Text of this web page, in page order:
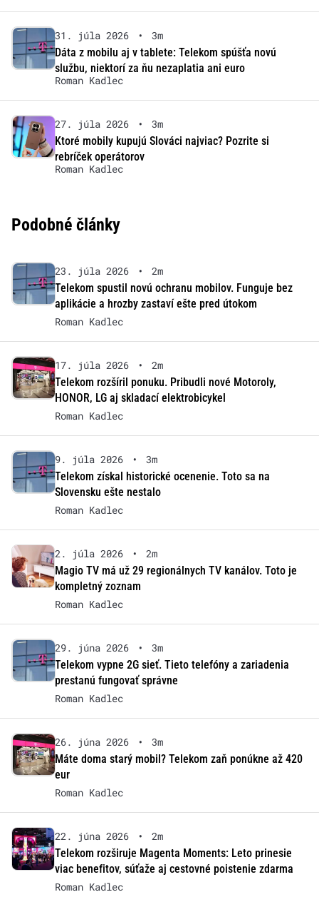
31. júla 2026 •
3m
Dáta z mobilu aj v tablete: Telekom spúšťa novú
službu, niektorí za ňu nezaplatia ani euro
Roman Kadlec
27. júla 2026 •
3m
Ktoré mobily kupujú Slováci najviac? Pozrite si
rebríček operátorov
Roman Kadlec
Podobné články
23. júla 2026 •
2m
Telekom spustil novú ochranu mobilov. Funguje bez
aplikácie a hrozby zastaví ešte pred útokom
Roman Kadlec
17. júla 2026 •
2m
Telekom rozšíril ponuku. Pribudli nové Motoroly,
HONOR, LG aj skladací elektrobicykel
Roman Kadlec
9. júla 2026 •
3m
Telekom získal historické ocenenie. Toto sa na
Slovensku ešte nestalo
Roman Kadlec
2. júla 2026 •
2m
Magio TV má už 29 regionálnych TV kanálov. Toto je
kompletný zoznam
Roman Kadlec
29. júna 2026 •
3m
Telekom vypne 2G sieť. Tieto telefóny a zariadenia
prestanú fungovať správne
Roman Kadlec
26. júna 2026 •
3m
Máte doma starý mobil? Telekom zaň ponúkne až 420
eur
Roman Kadlec
22. júna 2026 •
2m
Telekom rozširuje Magenta Moments: Leto prinesie
viac benefitov, súťaže aj cestovné poistenie zdarma
Roman Kadlec